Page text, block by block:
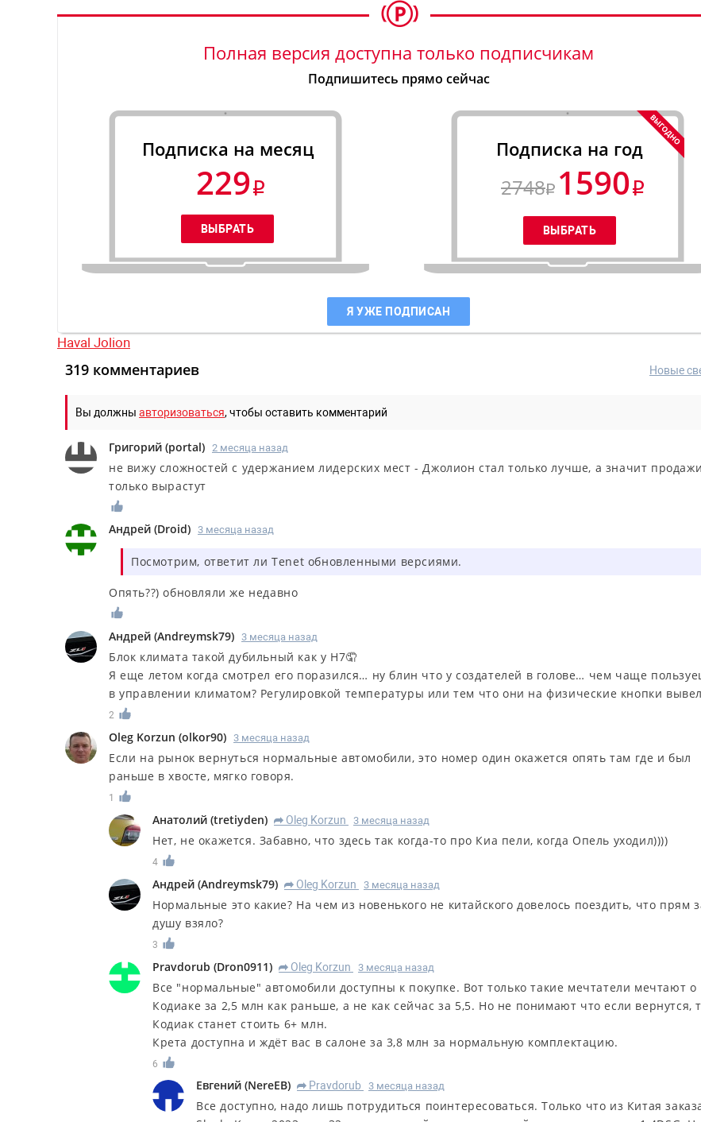
Полная версия доступна только подписчикам
Подпишитесь прямо сейчас
Подписка на месяц
229
Подписка на год
2748 1590
Я УЖЕ ПОДПИСАН
Haval Jolion
Новые
319 комментариев
Вы должны авторизоваться, чтобы оставить комментарий
Григорий (portal) 2 месяца назад
не вижу сложностей с удержанием лидерских мест - Джолион стал только лучше, а значит продажи
только вырастут
Андрей (Droid) 3 месяца назад
Посмотрим, ответит ли Tenet обновленными версиями.
Опять??) обновляли же недавно
Андрей (Andreymsk79) 3 месяца назад
Блок климата такой дубильный как у Н7🤦
Я еще летом когда смотрел его поразился… ну блин что у создателей в голове… чем чаще
в управлении климатом? Регулировкой температуры или тем что они на физические кнопки
2
Oleg Korzun (olkor90) 3 месяца назад
Если на рынок вернуться нормальные автомобили, это номер один окажется опять там где и был
раньше в хвосте, мягко говоря.
1
Анатолий (tretiyden) R Oleg Korzun 3 месяца назад
Нет, не окажется. Забавно, что здесь так когда-то про Киа пели, когда Опель уходил))))
4
Андрей (Andreymsk79) R Oleg Korzun 3 месяца назад
Нормальные это какие? На чем из новенького не китайского довелось поездить, что прям
душу взяло?
3
Pravdorub (Dron0911) R Oleg Korzun 3 месяца назад
Все "нормальные" автомобили доступны к покупке. Вот только такие мечтатели мечтают о
Кодиаке за 2,5 млн как раньше, а не как сейчас за 5,5. Но не понимают что если вернутся,
Кодиак станет стоить 6+ млн.
Крета доступна и ждёт вас в салоне за 3,8 млн за нормальную комплектацию.
6
Евгений (NereEB) R Pravdorub 3 месяца назад
Все доступно, надо лишь потрудиться поинтересоваться. Только что из Китая